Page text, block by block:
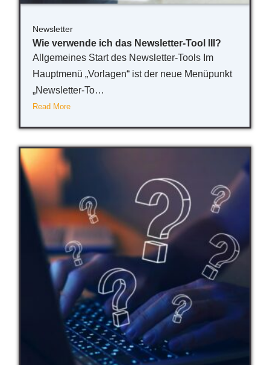
Newsletter
Wie verwende ich das Newsletter-Tool III?
Allgemeines Start des Newsletter-Tools Im
Hauptmenü „Vorlagen“ ist der neue Menüpunkt
„Newsletter-To…
Read More